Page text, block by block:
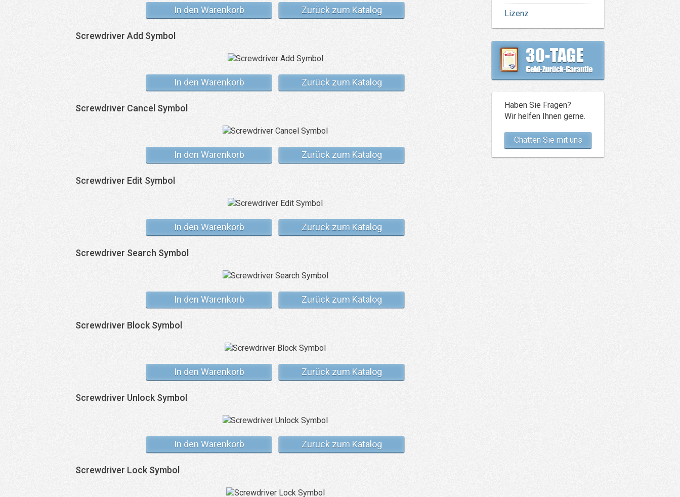
In den Warenkorb Zurück zum Katalog
Screwdriver Add Symbol
In den Warenkorb Zurück zum Katalog
Screwdriver Cancel Symbol
In den Warenkorb Zurück zum Katalog
Screwdriver Edit Symbol
In den Warenkorb Zurück zum Katalog
Screwdriver Search Symbol
In den Warenkorb Zurück zum Katalog
Screwdriver Block Symbol
In den Warenkorb Zurück zum Katalog
Screwdriver Unlock Symbol
In den Warenkorb Zurück zum Katalog
Screwdriver Lock Symbol
Lizenz
Haben Sie Fragen?
Wir helfen Ihnen gerne.
Chatten Sie mit uns